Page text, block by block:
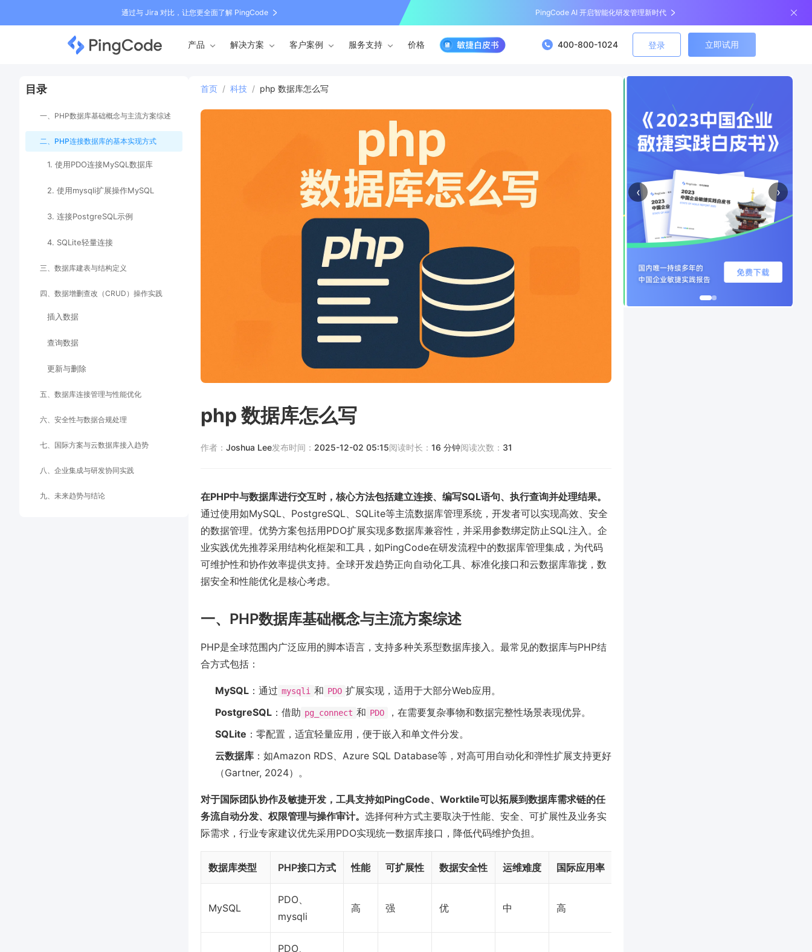
通过与 Jira 对比，让您更全面了解 PingCode PingCode AI 开启智能化研发管理新时代
产品 解决方案 客户案例 服务支持 价格 400-800-1024 登录 立即试用
目录
一、PHP数据库基础概念与主流方案综述
二、PHP连接数据库的基本实现方式
1. 使用PDO连接MySQL数据库
2. 使用mysqli扩展操作MySQL
3. 连接PostgreSQL示例
4. SQLite轻量连接
三、数据库建表与结构定义
四、数据增删查改（CRUD）操作实践
插入数据
查询数据
更新与删除
五、数据库连接管理与性能优化
六、安全性与数据合规处理
七、国际方案与云数据库接入趋势
八、企业集成与研发协同实践
九、未来趋势与结论
首页 / 科技 / php 数据库怎么写
php 数据库怎么写
作者： Joshua Lee发布时间： 2025-12-02 05:15阅读时长： 16 分钟阅读次数： 31
在PHP中与数据库进行交互时，核心方法包括建立连接、编写SQL语句、执行查询并处理结果。
通过使用如MySQL、PostgreSQL、SQLite等主流数据库管理系统，开发者可以实现高效、安全
的数据管理。优势方案包括用PDO扩展实现多数据库兼容性，并采用参数绑定防止SQL注入。企
业实践优先推荐采用结构化框架和工具，如PingCode在研发流程中的数据库管理集成，为代码
可维护性和协作效率提供支持。全球开发趋势正向自动化工具、标准化接口和云数据库靠拢，数
据安全和性能优化是核心考虑。
一、PHP数据库基础概念与主流方案综述
PHP是全球范围内广泛应用的脚本语言，支持多种关系型数据库接入。最常见的数据库与PHP结
合方式包括：
MySQL ：通过 mysqli 和 PDO 扩展实现，适用于大部分Web应用。
PostgreSQL ：借助 pg_connect 和 PDO
，在需要复杂事物和数据完整性场景表现优异。
SQLite ：零配置，适宜轻量应用，便于嵌入和单文件分发。
云数据库 ：如Amazon RDS、Azure SQL Database等，对高可用自动化和弹性扩展支持更好
（Gartner, 2024）。
对于国际团队协作及敏捷开发，工具支持如PingCode、Worktile可以拓展到数据库需求链的任
务流自动分发、权限管理与操作审计。 选择何种方式主要取决于性能、安全、可扩展性及业务实
际需求，行业专家建议优先采用PDO实现统一数据库接口，降低代码维护负担。
数据库类型 PHP接口方式 性能 可扩展性 数据安全性 运维难度 国际应用率
MySQL
PDO、
mysqli
高 强 优 中 高
PDO、
‹ ›